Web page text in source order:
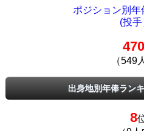
ポジション別
(投手
（549
出身地別年俸ラン
8